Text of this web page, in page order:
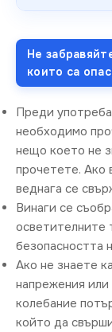
Не
които са
Преди
необходимо
нещо което не
прочетете. Ако
веднага се
Винаги се
осветителните
безопасността
Ако не знаете
напрежения
колебание
който да